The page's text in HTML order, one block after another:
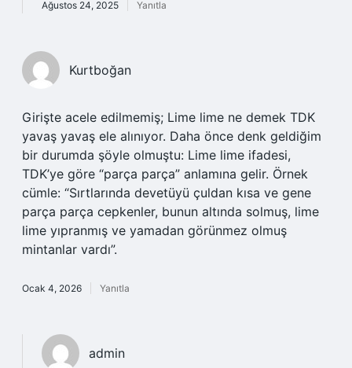
Ağustos 24, 2025 Yanıtla
Kurtboğan
Girişte acele edilmemiş; Lime lime ne demek TDK
yavaş yavaş ele alınıyor. Daha önce denk geldiğim
bir durumda şöyle olmuştu: Lime lime ifadesi,
TDK’ye göre “parça parça” anlamına gelir. Örnek
cümle: “Sırtlarında devetüyü çuldan kısa ve gene
parça parça cepkenler, bunun altında solmuş, lime
lime yıpranmış ve yamadan görünmez olmuş
mintanlar vardı”.
Ocak 4, 2026 Yanıtla
admin